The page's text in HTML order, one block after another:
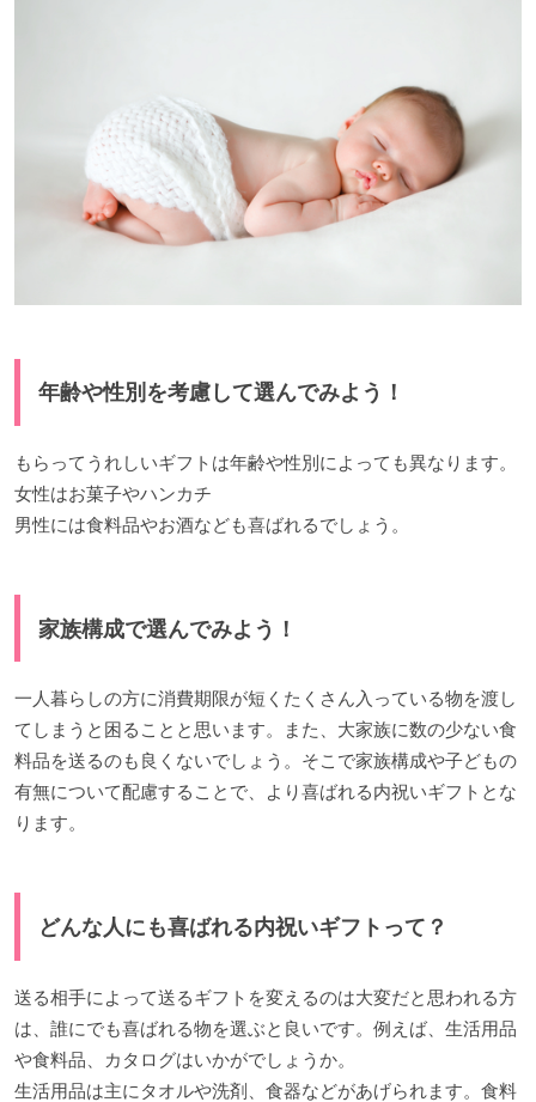
年齢や性別を考慮して選んでみよう！
もらってうれしいギフトは年齢や性別によっても異なります。
女性はお菓子やハンカチ
男性には食料品やお酒なども喜ばれるでしょう。
家族構成で選んでみよう！
一人暮らしの方に消費期限が短くたくさん入っている物を渡し
てしまうと困ることと思います。また、大家族に数の少ない食
料品を送るのも良くないでしょう。そこで家族構成や子どもの
有無について配慮することで、より喜ばれる内祝いギフトとな
ります。
どんな人にも喜ばれる内祝いギフトって？
送る相手によって送るギフトを変えるのは大変だと思われる方
は、誰にでも喜ばれる物を選ぶと良いです。例えば、生活用品
や食料品、カタログはいかがでしょうか。
生活用品は主にタオルや洗剤、食器などがあげられます。食料